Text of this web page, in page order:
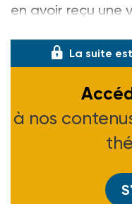
en avoir reçu une
La suite
à nos